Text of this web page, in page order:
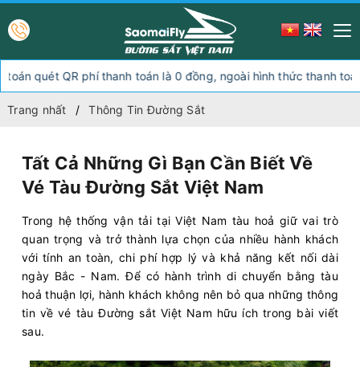
toán là 0 đồng, ngoài hình thức thanh toán này quý khách
Trang nhất Thông Tin Đường Sắt
Tất Cả Những Gì Bạn Cần Biết Về
Vé Tàu Đường Sắt Việt Nam
Trong hệ thống vận tải tại Việt Nam tàu hoả giữ vai trò
quan trọng và trở thành lựa chọn của nhiều hành khách
với tính an toàn, chi phí hợp lý và khả năng kết nối dài
ngày Bắc - Nam. Để có hành trình di chuyển bằng tàu
hoả thuận lợi, hành khách không nên bỏ qua những thông
tin về vé tàu Đường sắt Việt Nam hữu ích trong bài viết
sau.